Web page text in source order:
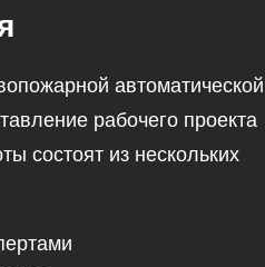
автоматической
рабочего проекта
состоят из нескольких